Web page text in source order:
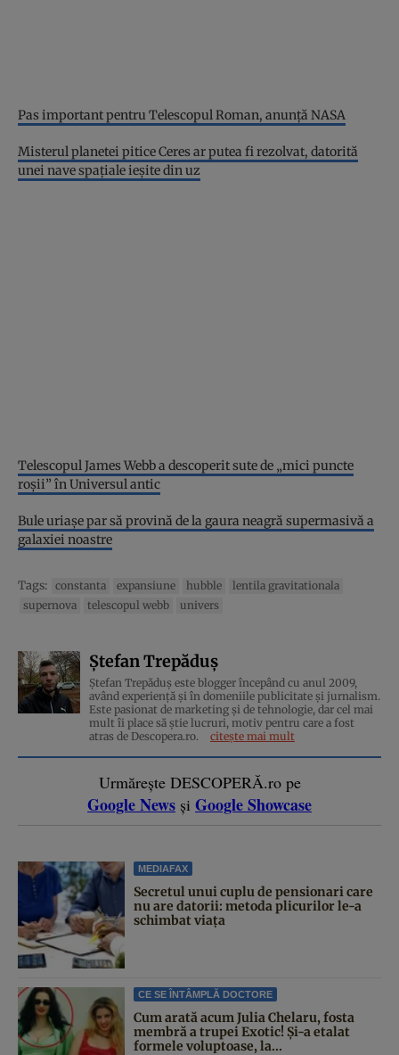
Pas important pentru Telescopul Roman, anunță NASA
Misterul planetei pitice Ceres ar putea fi rezolvat, datorită
unei nave spațiale ieșite din uz
Telescopul James Webb a descoperit sute de „mici puncte
roșii” în Universul antic
Bule uriașe par să provină de la gaura neagră supermasivă a
galaxiei noastre
Tags: constanta expansiune hubble
lentila gravitationala
supernova
telescopul webb univers
Ștefan Trepăduș
Ștefan Trepăduș este blogger începând cu anul 2009,
având experiență și în domeniile publicitate și jurnalism.
Este pasionat de marketing și de tehnologie, dar cel mai
mult îi place să știe lucruri, motiv pentru care a fost
atras de Descopera.ro.
citește mai mult
Urmărește DESCOPERĂ.ro pe
Google News și Google Showcase
MEDIAFAX
Secretul unui cuplu de pensionari care
nu are datorii: metoda plicurilor le-a
schimbat viața
CE SE ÎNTÂMPLĂ DOCTORE
Cum arată acum Julia Chelaru, fosta
membră a trupei Exotic! Și-a etalat
formele voluptoase, la...